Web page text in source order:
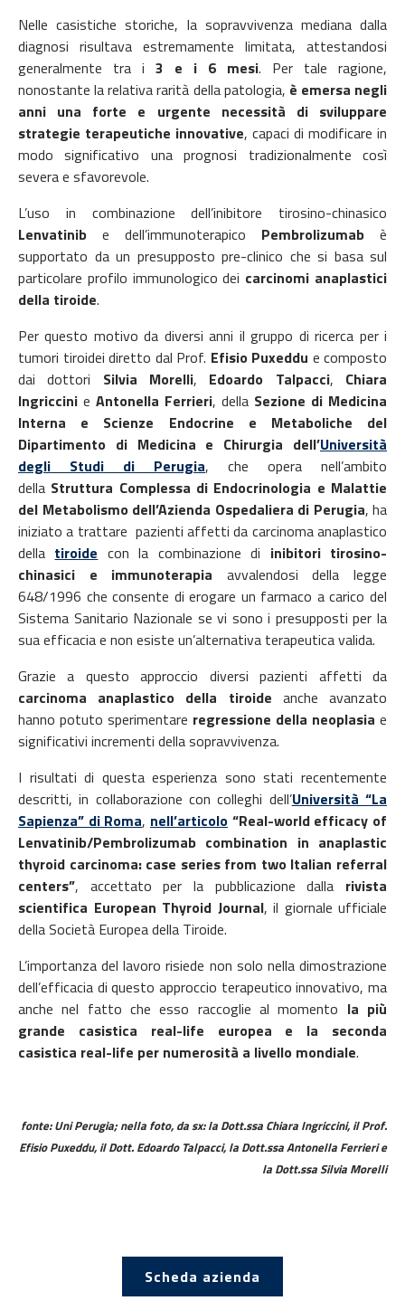
Nelle casistiche storiche, la sopravvivenza mediana dalla
diagnosi risultava estremamente limitata, attestandosi
generalmente tra i 3 e i 6 mesi. Per tale ragione,
nonostante la relativa rarità della patologia, è emersa negli
anni una forte e urgente necessità di sviluppare
strategie terapeutiche innovative, capaci di modificare in
modo significativo una prognosi tradizionalmente così
severa e sfavorevole.
L’uso in combinazione dell’inibitore tirosino-chinasico
Lenvatinib e dell’immunoterapico Pembrolizumab è
supportato da un presupposto pre-clinico che si basa sul
particolare profilo immunologico dei carcinomi anaplastici
della tiroide.
Per questo motivo da diversi anni il gruppo di ricerca per i
tumori tiroidei diretto dal Prof. Efisio Puxeddu e composto
dai dottori Silvia Morelli, Edoardo Talpacci, Chiara
Ingriccini e Antonella Ferrieri, della Sezione di Medicina
Interna e Scienze Endocrine e Metaboliche del
Dipartimento di Medicina e Chirurgia dell’Università
degli Studi di Perugia, che opera nell’ambito
della Struttura Complessa di Endocrinologia e Malattie
del Metabolismo dell’Azienda Ospedaliera di Perugia, ha
iniziato a trattare pazienti affetti da carcinoma anaplastico
della tiroide con la combinazione di inibitori tirosino-
chinasici e immunoterapia avvalendosi della legge
648/1996 che consente di erogare un farmaco a carico del
Sistema Sanitario Nazionale se vi sono i presupposti per la
sua efficacia e non esiste un’alternativa terapeutica valida.
Grazie a questo approccio diversi pazienti affetti da
carcinoma anaplastico della tiroide anche avanzato
hanno potuto sperimentare regressione della neoplasia e
significativi incrementi della sopravvivenza.
I risultati di questa esperienza sono stati recentemente
descritti, in collaborazione con colleghi dell’Università “La
Sapienza” di Roma, nell’articolo “Real-world efficacy of
Lenvatinib/Pembrolizumab combination in anaplastic
thyroid carcinoma: case series from two Italian referral
centers”, accettato per la pubblicazione dalla rivista
scientifica European Thyroid Journal, il giornale ufficiale
della Società Europea della Tiroide.
L’importanza del lavoro risiede non solo nella dimostrazione
dell’efficacia di questo approccio terapeutico innovativo, ma
anche nel fatto che esso raccoglie al momento la più
grande casistica real-life europea e la seconda
casistica real-life per numerosità a livello mondiale.
fonte: Uni Perugia; nella foto, da sx: la Dott.ssa Chiara Ingriccini, il Prof.
Efisio Puxeddu, il Dott. Edoardo Talpacci, la Dott.ssa Antonella Ferrieri e
la Dott.ssa Silvia Morelli
Scheda azienda